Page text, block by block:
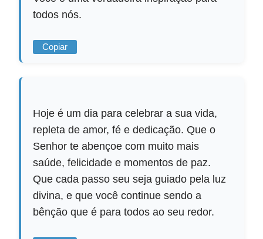
todos nós.
Copiar
Hoje é um dia para celebrar a sua vida,
repleta de amor, fé e dedicação. Que o
Senhor te abençoe com muito mais
saúde, felicidade e momentos de paz.
Que cada passo seu seja guiado pela luz
divina, e que você continue sendo a
bênção que é para todos ao seu redor.